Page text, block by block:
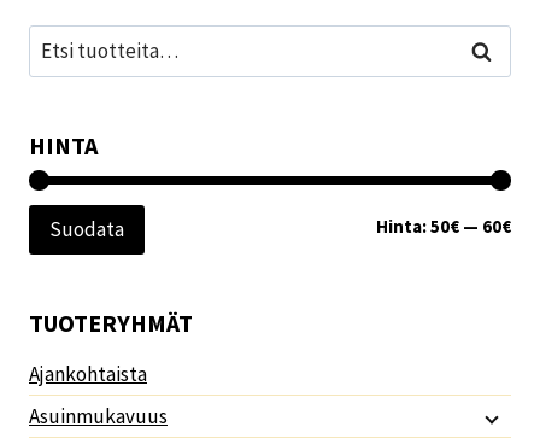
Etsi: Haku
HINTA
Suodata Hinta:50€ — 60€
TUOTERYHMÄT
Ajankohtaista
Asuinmukavuus